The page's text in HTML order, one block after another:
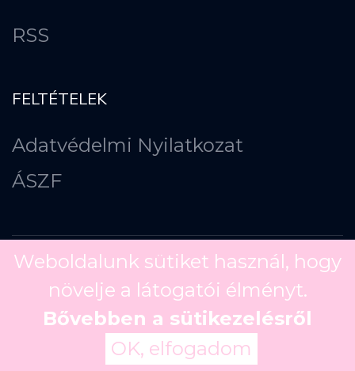
RSS
FELTÉTELEK
Adatvédelmi Nyilatkozat
ÁSZF
Copyright © 2026
Weboldalunk sütiket használ, hogy
növelje a látogatói élményt.
Bővebben a sütikezelésről
OK, elfogadom